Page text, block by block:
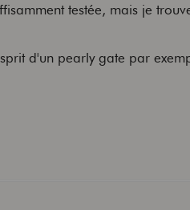
testée, mais je
d'un pearly gate par